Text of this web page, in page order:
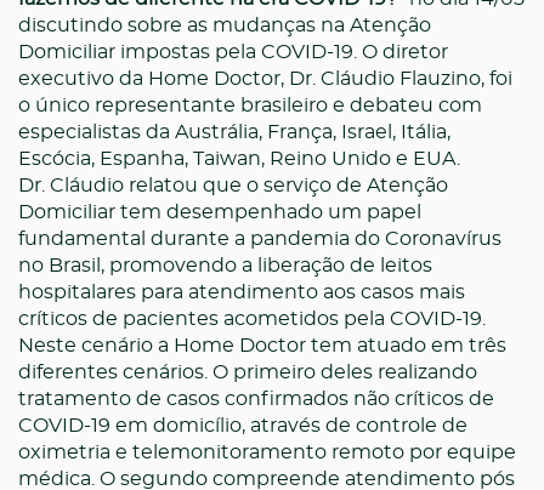
discutindo sobre as mudanças na Atenção
Domiciliar impostas pela COVID-19. O diretor
executivo da Home Doctor, Dr. Cláudio Flauzino, foi
o único representante brasileiro e debateu com
especialistas da Austrália, França, Israel, Itália,
Escócia, Espanha, Taiwan, Reino Unido e EUA.
Dr. Cláudio relatou que o serviço de Atenção
Domiciliar tem desempenhado um papel
fundamental durante a pandemia do Coronavírus
no Brasil, promovendo a liberação de leitos
hospitalares para atendimento aos casos mais
críticos de pacientes acometidos pela COVID-19.
Neste cenário a Home Doctor tem atuado em três
diferentes cenários. O primeiro deles realizando
tratamento de casos confirmados não críticos de
COVID-19 em domicílio, através de controle de
oximetria e telemonitoramento remoto por equipe
médica. O segundo compreende atendimento pós